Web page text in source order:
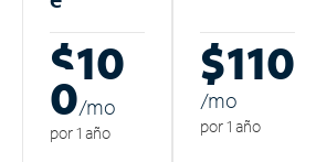
$10
0/mo
por 1 año
$110
/mo
por 1 año